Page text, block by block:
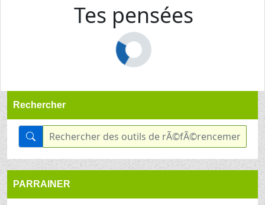
Tes pensées
Rechercher
PARRAINER